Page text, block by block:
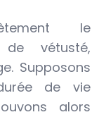
le
de vétusté,
Supposons
de vie
alors